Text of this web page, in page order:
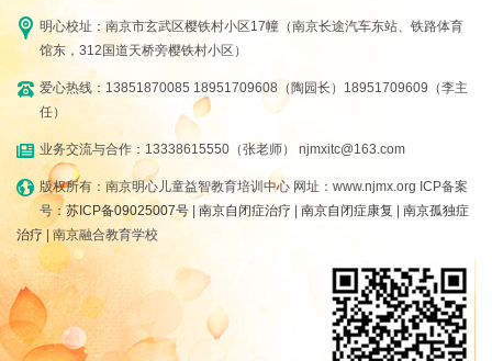
明心校址：南京市玄武区樱铁村小区17幢（南京长途汽车东站、铁路体育
馆东，312国道天桥旁樱铁村小区）
爱心热线：13851870085 18951709608（陶园长）18951709609（李主
任）
业务交流与合作：13338615550（张老师） njmxitc@163.com
版权所有：南京明心儿童益智教育培训中心 网址：www.njmx.org ICP备案
号： 苏ICP备09025007号 南京自闭症治疗 南京自闭症康复
南京孤独症
治疗 | 南京融合教育学校